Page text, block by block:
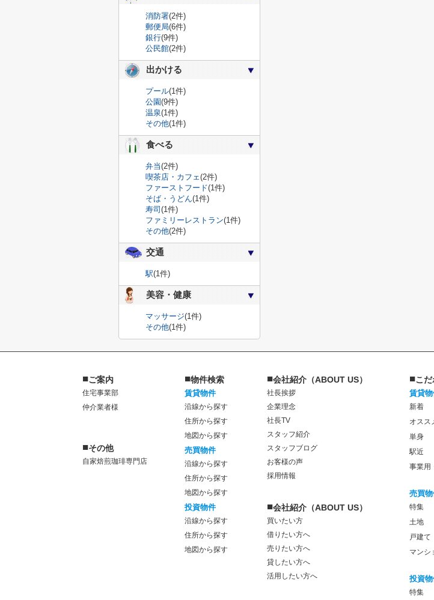
消防署(2件)
郵便局(6件)
銀行(9件)
公民館(2件)
出かける
プール(1件)
公園(9件)
温泉(1件)
その他(1件)
食べる
弁当(2件)
喫茶店・カフェ(2件)
ファーストフード(1件)
そば・うどん(1件)
寿司 (1件)
ファミリーレストラン(1件)
その他(2件)
交通
駅(1件)
美容・健康
マッサージ(1件)
その他(1件)
■ご案内
住宅事業部
仲介業者様
■その他
自家焙煎珈琲専門店
■物件検索
賃貸物件
沿線から探す
住所から探す
地図から探す
売買物件
沿線から探す
住所から探す
地図から探す
投資物件
沿線から探す
住所から探す
地図から探す
■会社紹介（ABOUT US）
社長挨拶
企業理念
社長TV
スタッフ紹介
スタッフブログ
お客様の声
採用情報
■会社紹介（ABOUT US）
買いたい方
借りたい方へ
売りたい方へ
貸したい方へ
活用したい方へ
■こ
賃貸
新着
オスス
単身
駅近
事業用
売買
特集
土地
戸建て
マンシ
投資
特集